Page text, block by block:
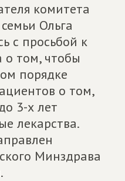
комитета
Ольга
с просьбой к
о том, чтобы
порядке
о том,
3-х лет
лекарства.
Минздрава